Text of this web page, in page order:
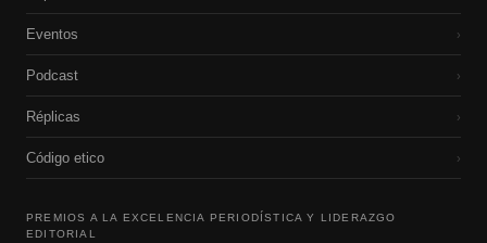
Eventos ›
Podcast ›
Réplicas ›
Código etico ›
PREMIOS A LA EXCELENCIA PERIODÍSTICA Y LIDERAZGO
EDITORIAL